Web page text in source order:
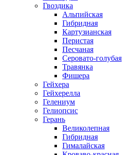
Гвоздика
Альпийская
Гибридная
Картузианская
Перистая
Песчаная
Серовато-голубая
Травянка
Фишера
Гейхера
Гейхерелла
Гелениум
Гелиопсис
Герань
Великолепная
Гибридная
Гималайская